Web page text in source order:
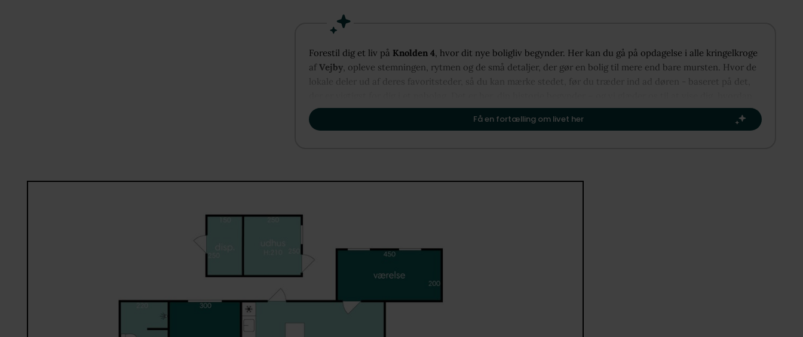
Forestil dig et liv på Knolden 4, hvor dit nye boligliv begynder. Her kan du gå på opdagelse i alle kringelkroge
afVejby, opleve stemningen, rytmen og de små detaljer, der gør en bolig til mere end bare mursten. Hvor de
lokale deler ud af deres favoritsteder, så du kan mærke stedet, før du træder ind ad døren - baseret på det,
Vejby kan danne rammen om dit næste kapitel.​
Få en fortælling om livet her